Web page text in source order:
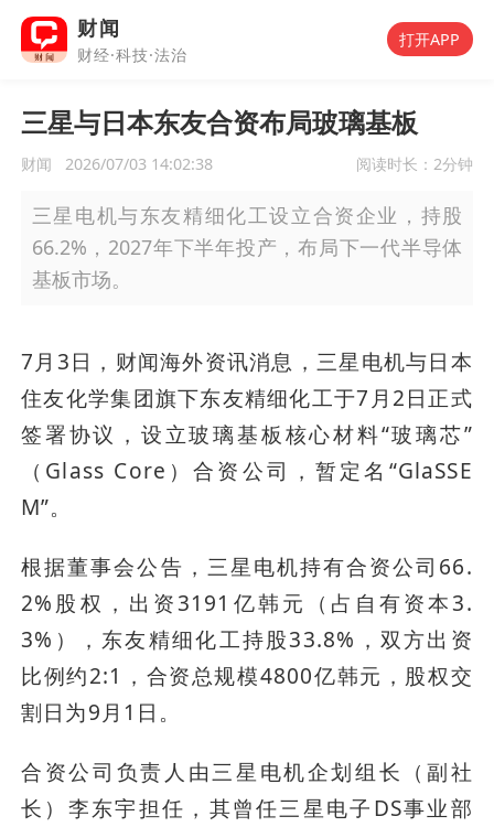
财闻
财经·科技·法治
打开APP
三星与日本东友合资布局玻璃基板
财闻 2026/07/03 14:02:38 阅读时长： 2分钟
三星电机与东友精细化工设立合资企业，持股
66.2%，2027年下半年投产，布局下一代半导体
基板市场。
7月3日，财闻海外资讯消息，三星电机与日本
住友化学集团旗下东友精细化工于7月2日正式
签署协议，设立玻璃基板核心材料“玻璃芯”
（Glass Core）合资公司，暂定名“GlaSSE
M”。
根据董事会公告，三星电机持有合资公司66.
2%股权，出资3191亿韩元（占自有资本3.
3%），东友精细化工持股33.8%，双方出资
比例约2:1，合资总规模4800亿韩元，股权交
割日为9月1日。
合资公司负责人由三星电机企划组长（副社
长）李东宇担任，其曾任三星电子DS事业部